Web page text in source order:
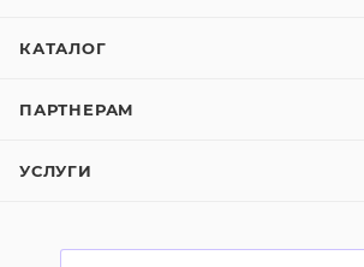
КАТАЛОГ
ПАРТНЕРАМ
УСЛУГИ